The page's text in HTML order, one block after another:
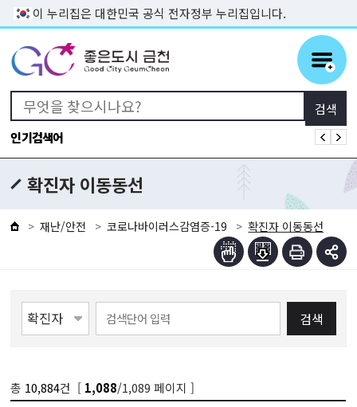
본문 바로가기
이 누리집은 대한민국 공식 전자정부 누리집입니다.
인기검색어
확진자 이동동선
재난/안전 코로나바이러스감염증-19 확진자 이동동선
검색
총 10,884건 [ 1,088/1,089 페이지 ]